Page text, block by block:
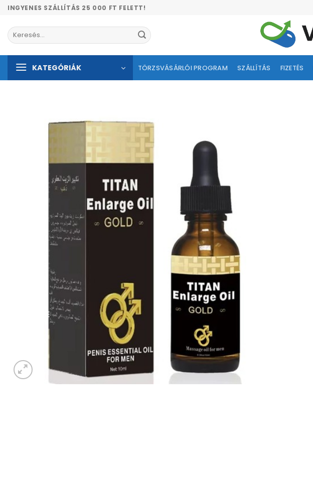
Skip
content
INGYENES SZÁLLÍTÁS 25 000 FT FELETT!
Keresés
a
KATEGÓRIÁK TÖRZSVÁSÁRLÓI PROGRAM SZÁLLÍTÁS FIZETÉS